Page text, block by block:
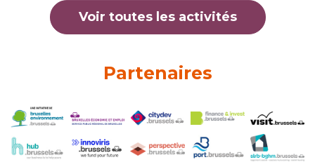
Voir toutes les activités
Partenaires